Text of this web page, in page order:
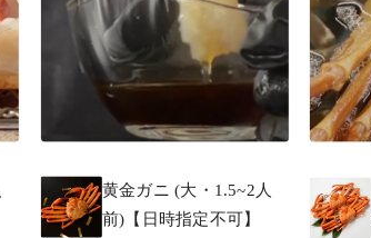
黄金ガニ (大・1.5~2人
前)【日時指定不可】